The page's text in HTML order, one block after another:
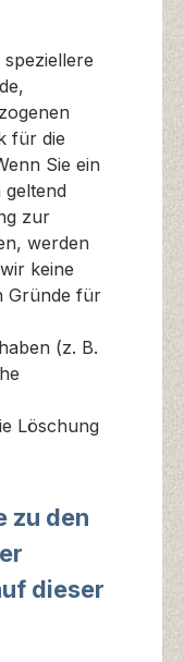
für die
Sie ein
geltend
zur
werden
keine
Gründe für
(z. B.
Löschung
zu den
dieser